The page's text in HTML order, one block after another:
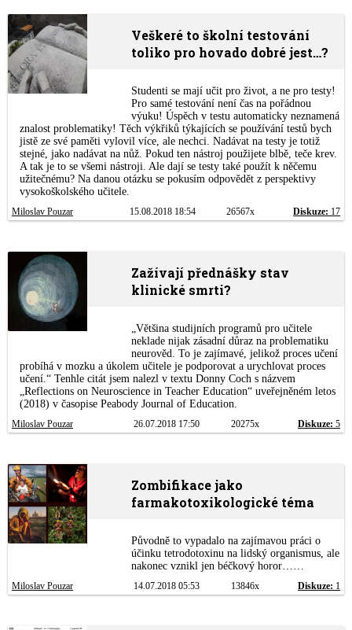
Veškeré to školní testování
toliko pro hovado dobré jest…?
Studenti se mají učit pro život, a ne pro testy!
Pro samé testování není čas na pořádnou
výuku! Úspěch v testu automaticky neznamená
znalost problematiky! Těch výkřiků týkajících se používání testů bych
jistě ze své paměti vylovil více, ale nechci. Nadávat na testy je totiž
stejné, jako nadávat na nůž. Pokud ten nástroj použijete blbě, teče krev.
A tak je to se všemi nástroji. Ale dají se testy také použít k něčemu
užitečnému? Na danou otázku se pokusím odpovědět z perspektivy
vysokoškolského učitele.
Miloslav Pouzar 15.08.2018 18:54 26567x Diskuze: 17
Zažívají přednášky stav
klinické smrti?
„Většina studijních programů pro učitele
neklade nijak zásadní důraz na problematiku
neurověd. To je zajímavé, jelikož proces učení
probíhá v mozku a úkolem učitele je podporovat a urychlovat proces
učení.“ Tenhle citát jsem nalezl v textu Donny Coch s názvem
„Reflections on Neuroscience in Teacher Education“ uveřejněném letos
(2018) v časopise Peabody Journal of Education.
Miloslav Pouzar 26.07.2018 17:50 20275x Diskuze: 5
Zombifikace jako
farmakotoxikologické téma
Původně to vypadalo na zajímavou práci o
účinku tetrodotoxinu na lidský organismus, ale
nakonec vznikl jen béčkový horor……
Miloslav Pouzar 14.07.2018 05:53 13846x Diskuze: 1